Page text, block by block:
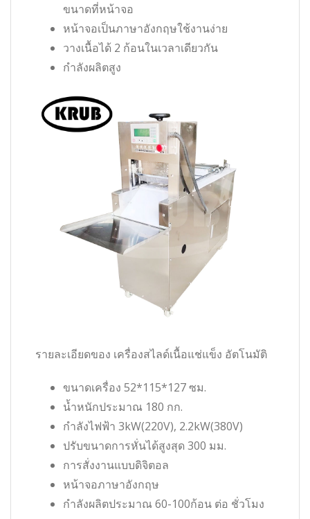
ขนาดที่หน้าจอ
หน้าจอเป็นภาษาอังกฤษใช้งานง่าย
วางเนื้อได้ 2 ก้อนในเวลาเดียวกัน
กำลังผลิตสูง
รายละเอียดของ เครื่องสไลด์เนื้อแช่แข็ง อัตโนมัติ
ขนาดเครื่อง 52*115*127 ซม.
น้ำหนักประมาณ 180 กก.
กำลังไฟฟ้า 3kW(220V), 2.2kW(380V)
ปรับขนาดการหั่นได้สูงสุด 300 มม.
การสั่งงานแบบดิจิตอล
หน้าจอภาษาอังกฤษ
กำลังผลิตประมาณ 60-100ก้อน ต่อ ชั่วโมง